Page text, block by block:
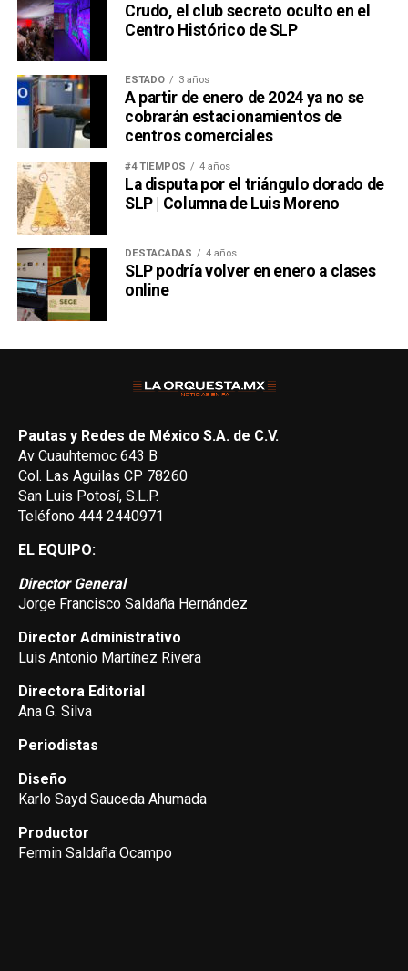
Crudo, el club secreto oculto en el
Centro Histórico de SLP
ESTADO 3 años
A partir de enero de 2024 ya no se
cobrarán estacionamientos de
centros comerciales
#4 TIEMPOS 4 años
La disputa por el triángulo dorado de
SLP | Columna de Luis Moreno
DESTACADAS 4 años
SLP podría volver en enero a clases
online
Pautas y Redes de México S.A. de C.V.
Av Cuauhtemoc 643 B
Col. Las Aguilas CP 78260
San Luis Potosí, S.L.P.
Teléfono 444 2440971
EL EQUIPO:
Director General
Jorge Francisco Saldaña Hernández
Director Administrativo
Luis Antonio Martínez Rivera
Directora Editorial
Ana G. Silva
Periodistas
Diseño
Karlo Sayd Sauceda Ahumada
Productor
Fermin Saldaña Ocampo